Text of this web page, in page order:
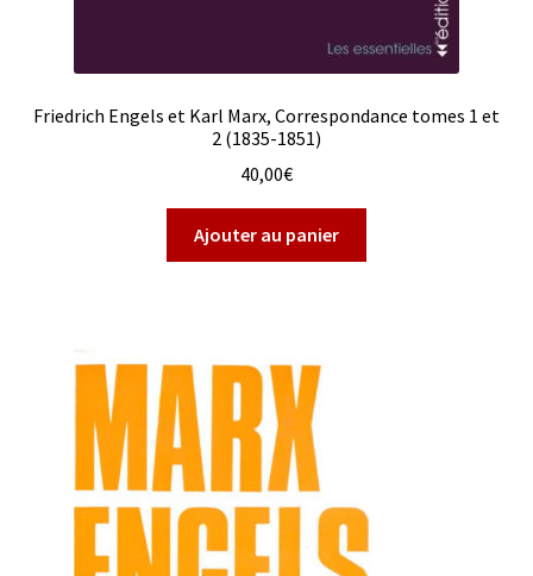
Friedrich Engels et Karl Marx, Correspondance tomes 1 et
2 (1835-1851)
40,00€
Ajouter au panier